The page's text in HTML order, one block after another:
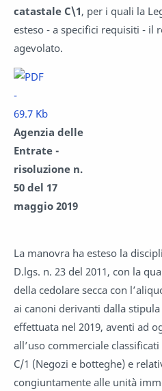
catastale C\1, per i quali la
esteso - a specifici requisiti - il
agevolato.
Agenzia delle
Entrate -
risoluzione n.
50 del 17
maggio 2019
La manovra ha esteso la
D.lgs. n. 23 del 2011, con la
della cedolare secca con
ai canoni derivanti dalla
effettuata nel 2019, aventi ad
all’uso commerciale
C/1 (Negozi e botteghe) e
congiuntamente alle unità